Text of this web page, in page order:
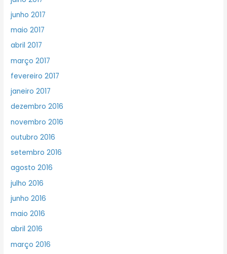
junho 2017
maio 2017
abril 2017
março 2017
fevereiro 2017
janeiro 2017
dezembro 2016
novembro 2016
outubro 2016
setembro 2016
agosto 2016
julho 2016
junho 2016
maio 2016
abril 2016
março 2016